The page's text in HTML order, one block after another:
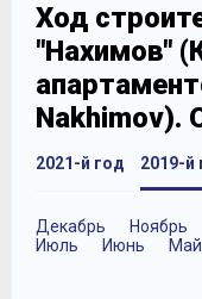
Ход
"Нахимов"
Nakhimov).
2021-й год 2019-й
Декабрь Ноябрь
Июль
Июнь Май